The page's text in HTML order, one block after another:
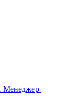
Менеджер